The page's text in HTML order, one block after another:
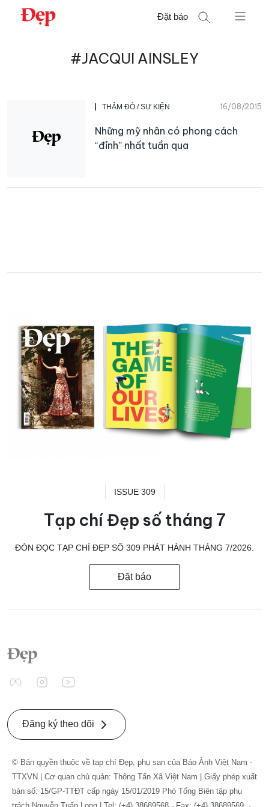
Chuyển
Đặt báo
#JACQUI AINSLEY
THẢM ĐỎ / SỰ KIỆN 16/08/2015
Những mỹ nhân có phong cách
“đỉnh” nhất tuần qua
ISSUE 309
Tạp chí Đẹp số tháng 7
ĐÓN ĐỌC TẠP CHÍ ĐẸP SỐ 309 PHÁT HÀNH THÁNG 7/2026.
Đặt báo
Đăng ký theo dõi
© Bản quyền thuộc về tạp chí Đẹp, phụ san của Báo Ảnh Việt Nam -
TTXVN | Cơ quan chủ quản: Thông Tấn Xã Việt Nam | Giấy phép xuất
bản số: 15/GP-TTĐT cấp ngày 15/01/2019 Phó Tổng Biên tập phụ